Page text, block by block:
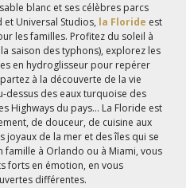
blanc et ses célèbres parcs
et Universal Studios, la Floride est
les familles. Profitez du soleil à
saison des typhons), explorez les
en hydroglisseur pour repérer
à la découverte de la vie
dessus des eaux turquoise des
Highways du pays... La Floride est
de douceur, de cuisine aux
joyaux de la mer et des îles qui se
famille à Orlando ou à Miami, vous
forts en émotion, en vous
différentes.